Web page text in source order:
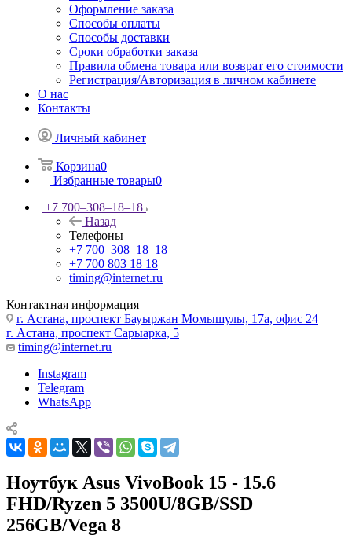
Оформление заказа
Способы оплаты
Способы доставки
Сроки обработки заказа
Правила обмена товара или возврат его стоимости
Регистрация/Авторизация в личном кабинете
О нас
Контакты
Личный кабинет
Корзина0
Избранные товары0
+7 700‒308‒18‒18
Назад
Телефоны
+7 700‒308‒18‒18
+7 700 803 18 18
timing@internet.ru
Контактная информация
г. Астана, проспект Бауыржан Момышулы, 17а, офис 24
г. Астана, проспект Сарыарка, 5
timing@internet.ru
Instagram
Telegram
WhatsApp
Ноутбук Asus VivoBook 15 - 15.6
FHD/Ryzen 5 3500U/8GB/SSD
256GB/Vega 8